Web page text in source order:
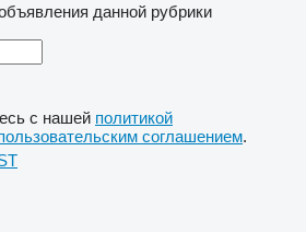
данной рубрики
с нашей политикой
соглашением.